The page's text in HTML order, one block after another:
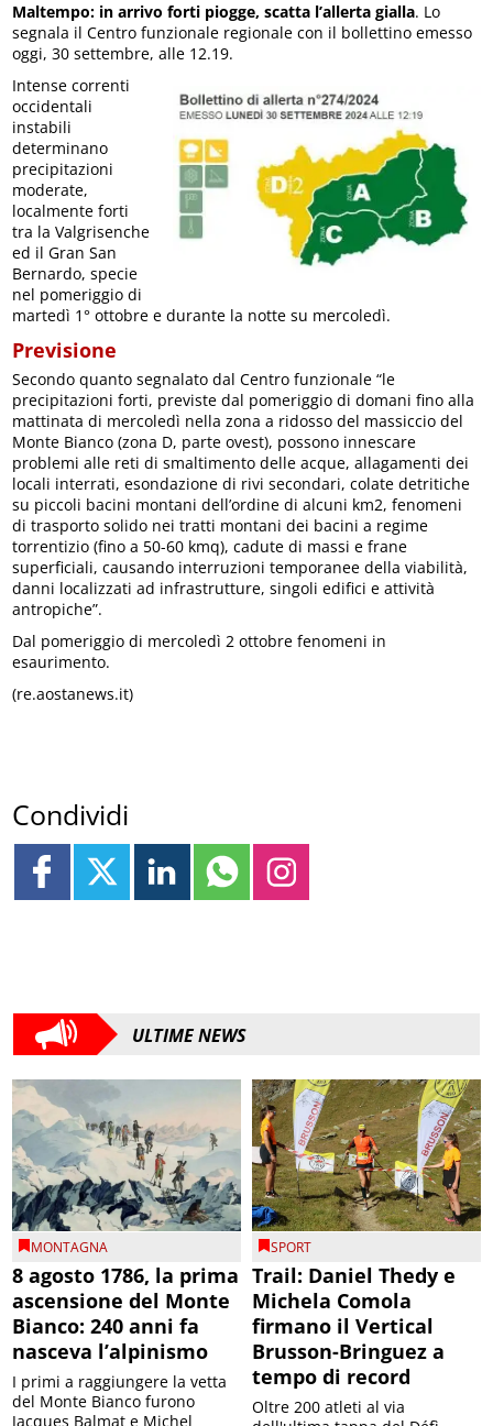
Maltempo: in arrivo forti piogge, scatta l’allerta gialla. Lo
segnala il Centro funzionale regionale con il bollettino emesso
oggi, 30 settembre, alle 12.19.
Intense correnti
occidentali
instabili
determinano
precipitazioni
moderate,
localmente forti
tra la Valgrisenche
ed il Gran San
Bernardo, specie
nel pomeriggio di
martedì 1° ottobre e durante la notte su mercoledì.
Previsione
Secondo quanto segnalato dal Centro funzionale “le
precipitazioni forti, previste dal pomeriggio di domani fino alla
mattinata di mercoledì nella zona a ridosso del massiccio del
Monte Bianco (zona D, parte ovest), possono innescare
problemi alle reti di smaltimento delle acque, allagamenti dei
locali interrati, esondazione di rivi secondari, colate detritiche
su piccoli bacini montani dell’ordine di alcuni km2, fenomeni
di trasporto solido nei tratti montani dei bacini a regime
torrentizio (fino a 50-60 kmq), cadute di massi e frane
superficiali, causando interruzioni temporanee della viabilità,
danni localizzati ad infrastrutture, singoli edifici e attività
antropiche”.
Dal pomeriggio di mercoledì 2 ottobre fenomeni in
esaurimento.
(re.aostanews.it)
Condividi
ULTIME NEWS
MONTAGNA
8 agosto 1786, la prima
ascensione del Monte
Bianco: 240 anni fa
nasceva l’alpinismo
I primi a raggiungere la vetta
del Monte Bianco furono
Jacques Balmat e Michel
SPORT
Trail: Daniel Thedy e
Michela Comola
firmano il Vertical
Brusson-Bringuez a
tempo di record
Oltre 200 atleti al via